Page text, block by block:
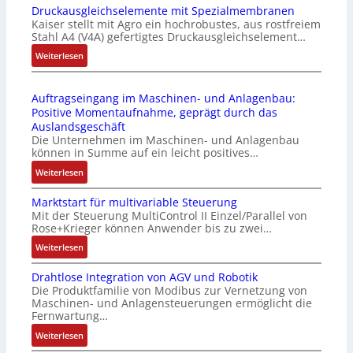
-
P
C
l
ä
s
t
s
i
c
h
f
l
e
x
i
b
e
l
f
ü
r
o
d
u
l
e
r
i
n
g
e
n
4
G
u
n
d
5
G
a
u
f
d
E
6
2
4
3
-
Z
e
r
t
i
f
i
z
i
e
u
n
g
b
Druckausgleichselemente mit Spezialmembranen
Kaiser stellt mit Agro ein hochrobustes, aus rostfreiem
Stahl A4 (V4A) gefertigtes Druckausgleichselement…
Weiterlesen:
D
u
c
k
a
u
s
g
l
e
i
c
h
e
l
e
m
Auftragseingang im Maschinen- und Anlagenbau:
Positive Momentaufnahme, geprägt durch das
Auslandsgeschäft
Die Unternehmen im Maschinen- und Anlagenbau
können in Summe auf ein leicht positives…
Weiterlesen:
A
u
f
t
r
a
g
s
e
i
n
Marktstart für multivariable Steuerung
Mit der Steuerung MultiControl II Einzel/Parallel von
Rose+Krieger können Anwender bis zu zwei…
Weiterlesen:
M
a
r
k
t
s
Drahtlose Integration von AGV und Robotik
Die Produktfamilie von Modibus zur Vernetzung von
Maschinen- und Anlagensteuerungen ermöglicht die
Fernwartung…
Weiterlesen:
D